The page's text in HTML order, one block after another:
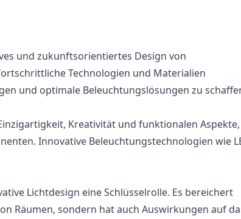
und zukunftsorientiertes Design von
Technologien und Materialien
und optimale Beleuchtungslösungen zu
Kreativität und funktionalen Aspekte,
Innovative Beleuchtungstechnologien wie
Lichtdesign eine Schlüsselrolle. Es bereichert
Räumen, sondern hat auch Auswirkungen auf